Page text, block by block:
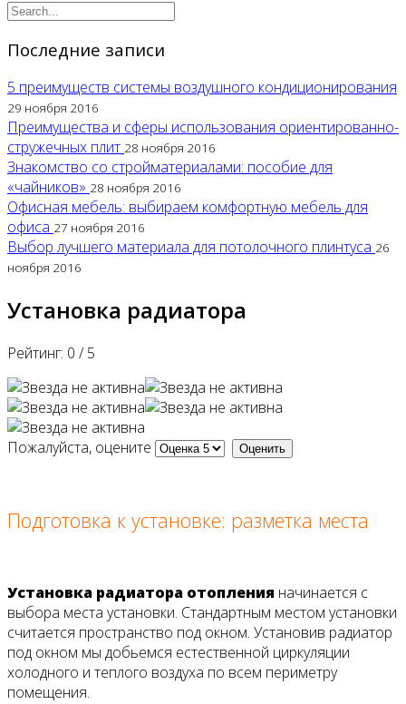
Последние записи
5 преимуществ системы воздушного кондиционирования
29 ноября 2016
Преимущества и сферы использования ориентированно-
стружечных плит 28 ноября 2016
Знакомство со стройматериалами: пособие для
«чайников» 28 ноября 2016
Офисная мебель: выбираем комфортную мебель для
офиса 27 ноября 2016
Выбор лучшего материала для потолочного плинтуса 26
ноября 2016
Установка радиатора
Рейтинг: 0 /5
Пожалуйста, оцените
Подготовка к установке: разметка места
Установка радиатора отопления начинается с
выбора места установки. Стандартным местом установки
считается пространство под окном. Установив радиатор
под окном мы добьемся естественной циркуляции
холодного и теплого воздуха по всем периметру
помещения.